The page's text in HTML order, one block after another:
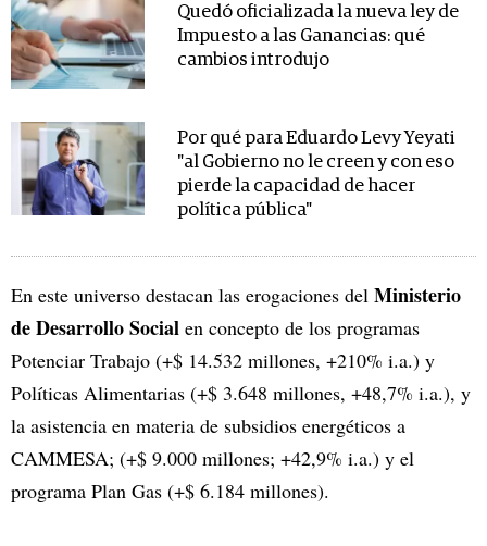
Quedó oficializada la nueva ley de
Impuesto a las Ganancias: qué
cambios introdujo
Por qué para Eduardo Levy Yeyati
"al Gobierno no le creen y con eso
pierde la capacidad de hacer
política pública"
En este universo destacan las erogaciones del Ministerio
de Desarrollo Social en concepto de los programas
Potenciar Trabajo (+$ 14.532 millones, +210% i.a.) y
Políticas Alimentarias (+$ 3.648 millones, +48,7% i.a.), y
la asistencia en materia de subsidios energéticos a
CAMMESA; (+$ 9.000 millones; +42,9% i.a.) y el
programa Plan Gas (+$ 6.184 millones).